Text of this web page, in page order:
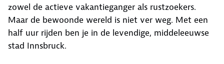
zowel de actieve vakantieganger als rustzoekers.
Maar de bewoonde wereld is niet ver weg. Met een
half uur rijden ben je in de levendige, middeleeuwse
stad Innsbruck.